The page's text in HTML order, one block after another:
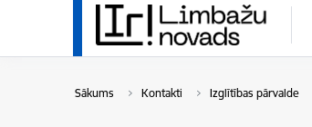
Sākums Kontakti Izglītības pārvalde